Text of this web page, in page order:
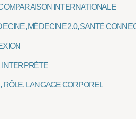
INTERNATIONALE
MÉDECINE 2.0, SANTÉ
INTERPRÈTE
RÔLE, LANGAGE CORPOREL